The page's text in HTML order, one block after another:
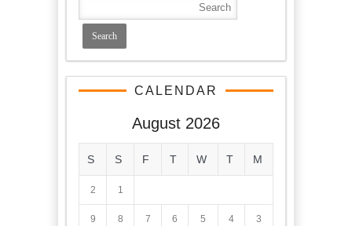
CALENDAR
August 2026
M
T
W
T
F
S
S
1
2
3
4
5
6
7
8
9